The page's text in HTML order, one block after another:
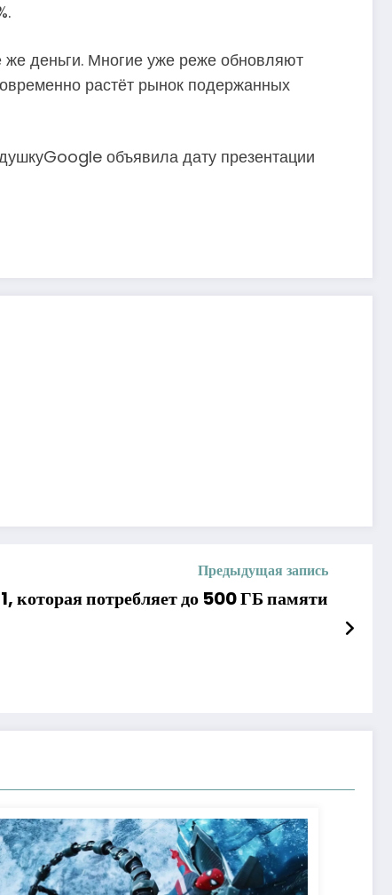
же деньги. Многие уже реже обновляют
растёт рынок подержанных
объявила дату презентации
Предыдущая запись
потребляет до 500 ГБ памяти